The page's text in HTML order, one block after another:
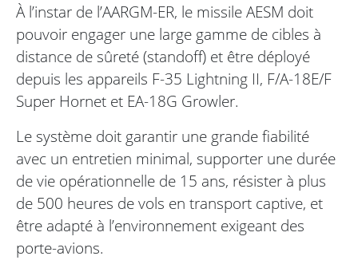
À l’instar de l’AARGM-ER, le missile AESM doit
pouvoir engager une large gamme de cibles à
distance de sûreté (standoff) et être déployé
depuis les appareils F-35 Lightning II, F/A-18E/F
Super Hornet et EA-18G Growler.
Le système doit garantir une grande fiabilité
avec un entretien minimal, supporter une durée
de vie opérationnelle de 15 ans, résister à plus
de 500 heures de vols en transport captive, et
être adapté à l’environnement exigeant des
porte-avions.